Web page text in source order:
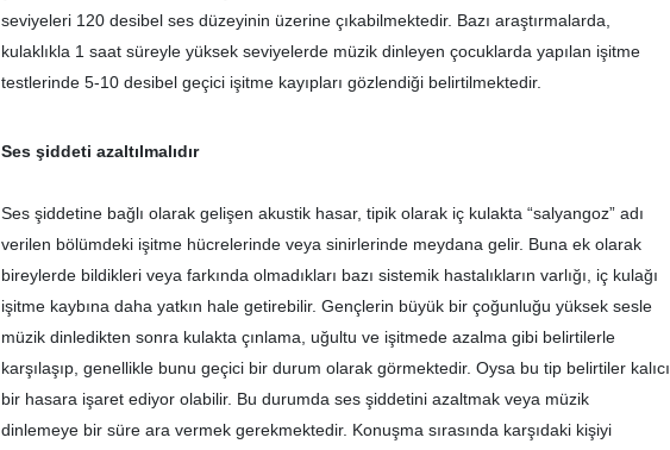
seviyeleri 120 desibel ses düzeyinin üzerine çıkabilmektedir. Bazı araştırmalarda,
kulaklıkla 1 saat süreyle yüksek seviyelerde müzik dinleyen çocuklarda yapılan işitme
testlerinde 5-10 desibel geçici işitme kayıpları gözlendiği belirtilmektedir.
Ses şiddeti azaltılmalıdır
Ses şiddetine bağlı olarak gelişen akustik hasar, tipik olarak iç kulakta “salyangoz” adı
verilen bölümdeki işitme hücrelerinde veya sinirlerinde meydana gelir. Buna ek olarak
bireylerde bildikleri veya farkında olmadıkları bazı sistemik hastalıkların varlığı, iç kulağı
işitme kaybına daha yatkın hale getirebilir. Gençlerin büyük bir çoğunluğu yüksek sesle
müzik dinledikten sonra kulakta çınlama, uğultu ve işitmede azalma gibi belirtilerle
karşılaşıp, genellikle bunu geçici bir durum olarak görmektedir. Oysa bu tip belirtiler kalıcı
bir hasara işaret ediyor olabilir. Bu durumda ses şiddetini azaltmak veya müzik
dinlemeye bir süre ara vermek gerekmektedir. Konuşma sırasında karşıdaki kişiyi